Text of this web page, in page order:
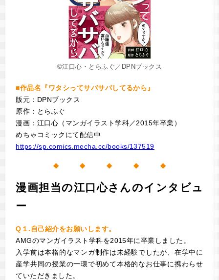
©江⼝⼼・とらふぐ／DPNブックス
■作品名『ワタシってサバサバしてるから』
版元：DPNブックス
原作：とらふぐ
漫画：江⼝⼼（マンガイラスト学科／2015年卒業）
めちゃコミックにて配信中
https://sp.comics.mecha.cc/books/137519
◆ ◆ ◆ ◆ ◆
漫画担当の江口心さんのインタビュ
ー
​Q１.自己紹介をお願いします。
AMGのマンガイラスト学科を2015年に卒業しました。
入学前は本格的なマンガ制作は未経験でしたが、在学中に
産学共同の授業の一環で初めて本格的なお仕事に携わらせ
ていただきました。